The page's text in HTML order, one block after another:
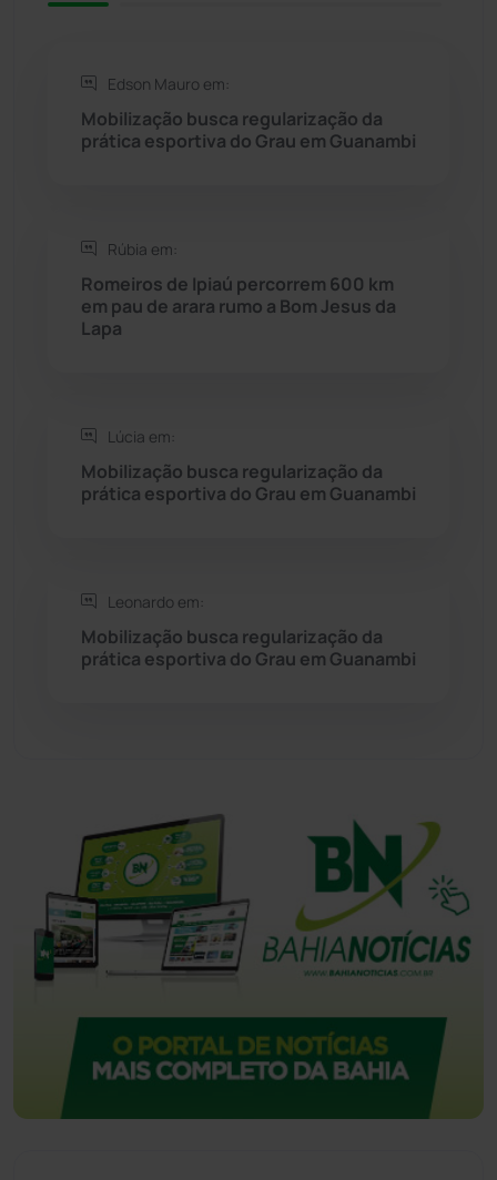
Rio do Antônio
Rio do Pires (97)
Seabra
Sebastião Laranjeiras
Tecnologia
Edson Mauro em:
Mobilização busca regularização da
prática esportiva do Grau em Guanambi
Rúbia em:
Romeiros de Ipiaú percorrem 600 km
em pau de arara rumo a Bom Jesus da
Lapa
Lúcia em:
Mobilização busca regularização da
prática esportiva do Grau em Guanambi
Leonardo em:
Mobilização busca regularização da
prática esportiva do Grau em Guanambi